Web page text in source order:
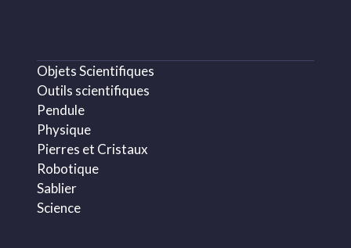
Objets Scientifiques
Outils scientifiques
Pendule
Physique
Pierres et Cristaux
Robotique
Sablier
Science